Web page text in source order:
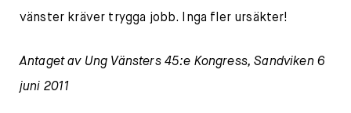
vänster kräver trygga jobb. Inga fler ursäkter!
Antaget av Ung Vänsters 45:e Kongress, Sandviken 6
juni 2011